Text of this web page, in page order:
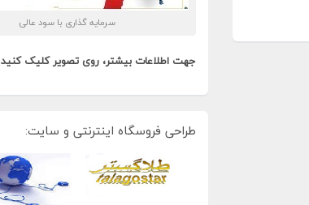
سرمایه گذاری با سود عالی
جهت اطلاعات بیشتر، روی تصویر کلیک کنید
طراحی فروسگاه اینترنتی و سایت: